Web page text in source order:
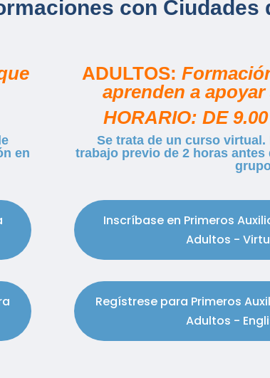
con Ciudades
en
ADULTOS:
aprenden a
HORARIO: DE
Se trata de un curso
trabajo previo de 2 horas
Inscríbase en Primeros
Adultos -
Regístrese para Primeros
Adultos -